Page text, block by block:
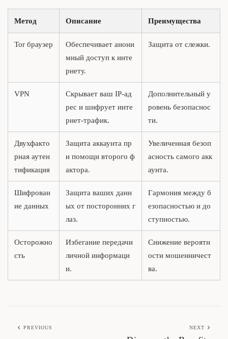
Метод Описание Преимущества
Tor браузер
Обеспечивает анони
мный доступ к инте
рнету.
Защита от слежки.
VPN
Скрывает ваш IP-ад
рес и шифрует инте
рнет-трафик.
Дополнительный у
ровень безопаснос
ти.
Двухфакто
рная аутен
тификация
Защита аккаунта пр
и помощи второго ф
актора.
Увеличенная безоп
асность самого акк
аунта.
Шифрован
ие данных
Защита ваших данн
ых от посторонних г
лаз.
Гармония между б
езопасностью и до
ступностью.
Осторожно
сть
Избегание передачи
личной информаци
и.
Снижение вероятн
ости мошенничест
ва.
PREVIOUS NEXT